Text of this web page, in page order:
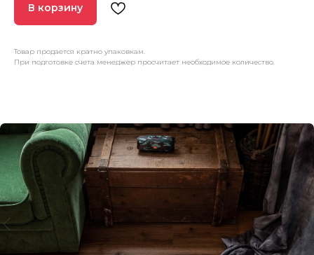
В корзину
Товар продается кратно упаковкам.
При подготовке счета менеджер просчитает необходимое количество.